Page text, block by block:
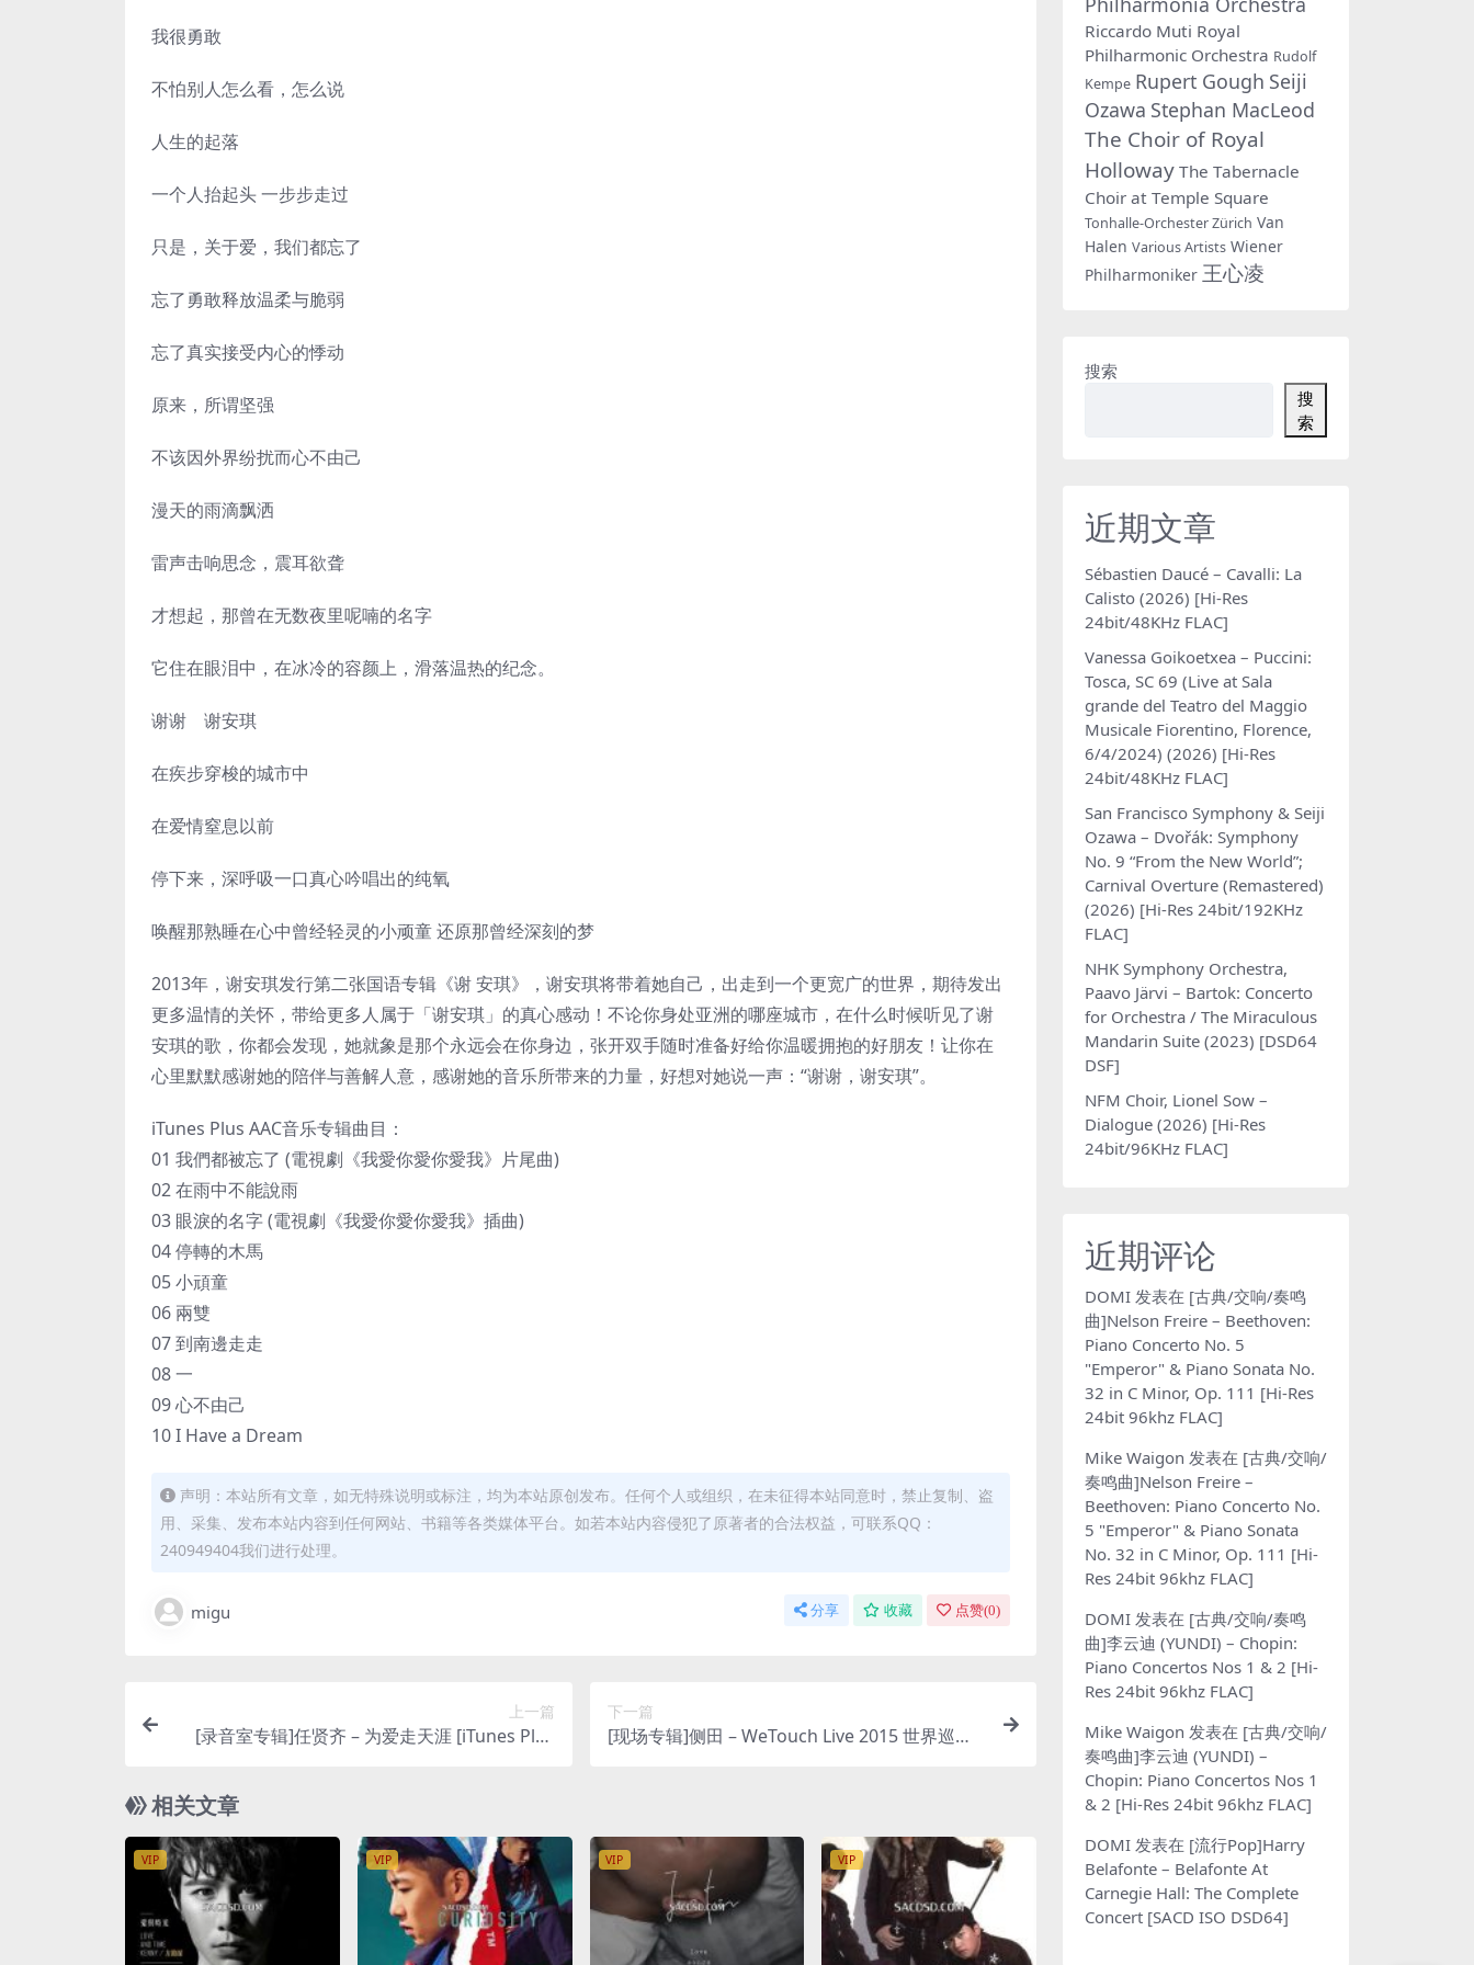
我很勇敢
不怕别人怎么看，怎么说
人生的起落
一个人抬起头 一步步走过
只是，关于爱，我们都忘了
忘了勇敢释放温柔与脆弱
忘了真实接受内心的悸动
原来，所谓坚强
不该因外界纷扰而心不由己
漫天的雨滴飘洒
雷声击响思念，震耳欲聋
才想起，那曾在无数夜里呢喃的名字
它住在眼泪中，在冰冷的容颜上，滑落温热的纪念。
谢谢 谢安琪
在疾步穿梭的城市中
在爱情窒息以前
停下来，深呼吸一口真心吟唱出的纯氧
唤醒那熟睡在心中曾经轻灵的小顽童 还原那曾经深刻的梦
2013年，谢安琪发行第二张国语专辑《谢 安琪》，谢安琪将带着她自己，出走到一个更宽广的世界，期待发出
更多温情的关怀，带给更多人属于「谢安琪」的真心感动！不论你身处亚洲的哪座城市，在什么时候听见了谢
安琪的歌，你都会发现，她就象是那个永远会在你身边，张开双手随时准备好给你温暖拥抱的好朋友！让你在
心里默默感谢她的陪伴与善解人意，感谢她的音乐所带来的力量，好想对她说一声：“谢谢，谢安琪”。
iTunes Plus AAC音乐专辑曲目：
01 我們都被忘了 (電視劇《我愛你愛你愛我》片尾曲)
02 在雨中不能說雨
03 眼淚的名字 (電視劇《我愛你愛你愛我》插曲)
04 停轉的木馬
05 小頑童
06 兩雙
07 到南邊走走
08 一
09 心不由己
10 I Have a Dream
声明：本站所有文章，如无特殊说明或标注，均为本站原创发布。任何个人或组织，在未征得本站同意时，禁止复制、盗
用、采集、发布本站内容到任何网站、书籍等各类媒体平台。如若本站内容侵犯了原著者的合法权益，可联系QQ：
240949404我们进行处理。
migu 分享 收藏 点赞(0)
上一篇
[录音室专辑]任贤齐 – 为爱走天涯 [iTunes Plus
下一篇
[现场专辑]侧田 – WeTouch Live 2015 世界巡迴
相关文章
VIP VIP VIP VIP
Riccardo Muti Royal
Philharmonic Orchestra Rudolf
Kempe Rupert Gough Seiji
Ozawa Stephan MacLeod
The Choir of Royal
Holloway The Tabernacle
Choir at Temple Square
Tonhalle-Orchester Zürich Van
Halen Various Artists Wiener
Philharmoniker 王心凌
搜索
搜
索
近期文章
Sébastien Daucé – Cavalli: La
Calisto (2026) [Hi-Res
24bit/48KHz FLAC]
Vanessa Goikoetxea – Puccini:
Tosca, SC 69 (Live at Sala
grande del Teatro del Maggio
Musicale Fiorentino, Florence,
6/4/2024) (2026) [Hi-Res
24bit/48KHz FLAC]
San Francisco Symphony & Seiji
Ozawa – Dvořák: Symphony
No. 9 “From the New World”;
Carnival Overture (Remastered)
(2026) [Hi-Res 24bit/192KHz
FLAC]
NHK Symphony Orchestra,
Paavo Järvi – Bartok: Concerto
for Orchestra / The Miraculous
Mandarin Suite (2023) [DSD64
DSF]
NFM Choir, Lionel Sow –
Dialogue (2026) [Hi-Res
24bit/96KHz FLAC]
近期评论
DOMI 发表在 [古典/交响/奏鸣
曲]Nelson Freire – Beethoven:
Piano Concerto No. 5
"Emperor" & Piano Sonata No.
32 in C Minor, Op. 111 [Hi-Res
24bit 96khz FLAC]
Mike Waigon 发表在 [古典/交响/
奏鸣曲]Nelson Freire –
Beethoven: Piano Concerto No.
5 "Emperor" & Piano Sonata
No. 32 in C Minor, Op. 111 [Hi-
Res 24bit 96khz FLAC]
DOMI 发表在 [古典/交响/奏鸣
曲]李云迪 (YUNDI) – Chopin:
Piano Concertos Nos 1 & 2 [Hi-
Res 24bit 96khz FLAC]
Mike Waigon 发表在 [古典/交响/
奏鸣曲]李云迪 (YUNDI) –
Chopin: Piano Concertos Nos 1
& 2 [Hi-Res 24bit 96khz FLAC]
DOMI 发表在 [流行Pop]Harry
Belafonte – Belafonte At
Carnegie Hall: The Complete
Concert [SACD ISO DSD64]